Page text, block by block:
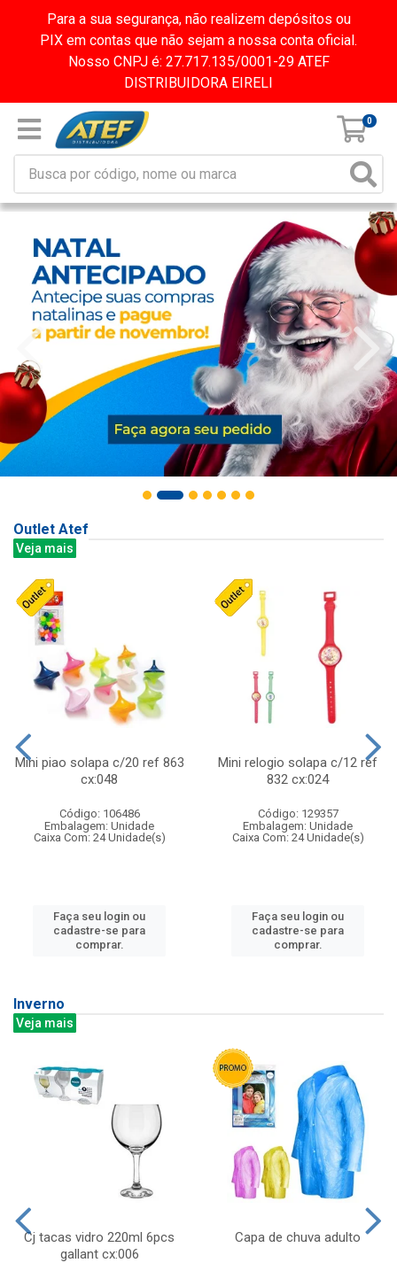
Para a sua segurança, não realizem depósitos ou
PIX em contas que não sejam a nossa conta oficial.
Nosso CNPJ é: 27.717.135/0001-29 ATEF
DISTRIBUIDORA EIRELI
0
Outlet Atef
Veja mais
Mini piao solapa c/20 ref 863
cx:048
Código: 106486
Embalagem: Unidade
Caixa Com: 24 Unidade(s)
Faça seu login ou
cadastre-se para
comprar.
Mini relogio solapa c/12 ref
832 cx:024
Código: 129357
Embalagem: Unidade
Caixa Com: 24 Unidade(s)
Faça seu login ou
cadastre-se para
comprar.
Inverno
Veja mais
Cj tacas vidro 220ml 6pcs
gallant cx:006
Capa de chuva adulto